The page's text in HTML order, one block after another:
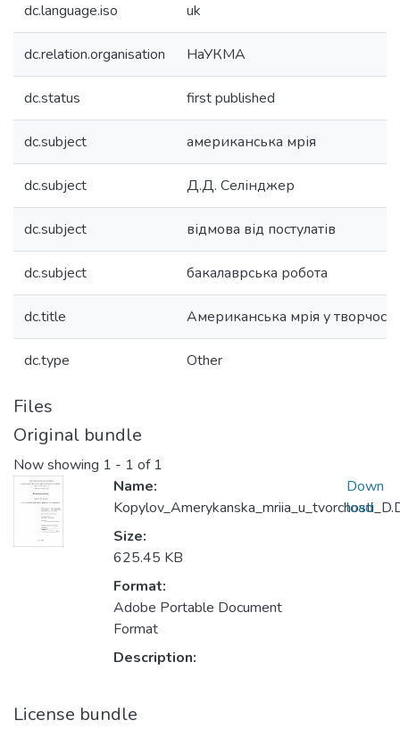
dc.language.iso uk
dc.relation.organisation НаУКМА
dc.status first published
dc.subject американська мрія
dc.subject Д.Д. Селінджер
dc.subject відмова від постулатів
dc.subject бакалаврська робота
dc.title Американська мрія у
dc.type Other
Files
Original bundle
Now showing 1 - 1 of 1
Name:
Size:
625.45 KB
Format:
Adobe Portable Document
Format
Description:
Down
load
License bundle